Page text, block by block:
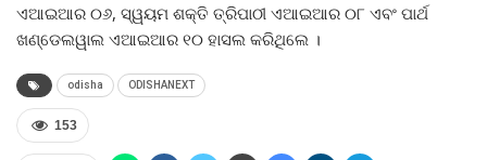
ଏଆଇଆର ୦୬, ସ୍ୱୟମ ଶକ୍ତି ତ୍ରିପାଠୀ ଏଆଇଆର ୦୮ ଏବଂ ପାର୍ଥ
ଖଣ୍ଡେଲୱାଲ ଏଆଇଆର ୧୦ ହାସଲ କରିଥିଲେ ।
odisha ODISHANEXT
153